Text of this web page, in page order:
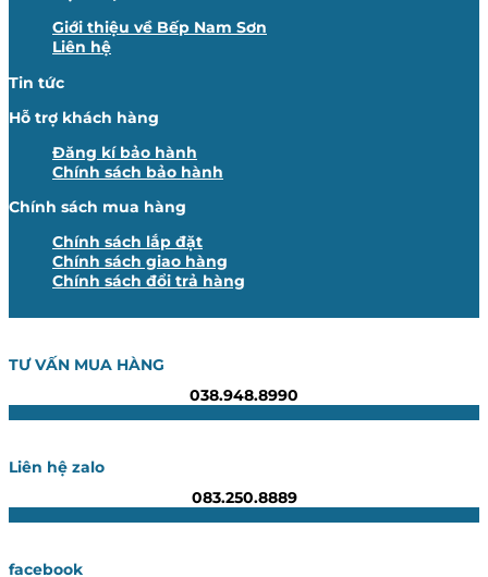
Giới thiệu về Bếp Nam Sơn
Liên hệ
Tin tức
Hỗ trợ khách hàng
Đăng kí bảo hành
Chính sách bảo hành
Chính sách mua hàng
Chính sách lắp đặt
Chính sách giao hàng
Chính sách đổi trả hàng
TƯ VẤN MUA HÀNG
038.948.8990
Liên hệ zalo
083.250.8889
facebook